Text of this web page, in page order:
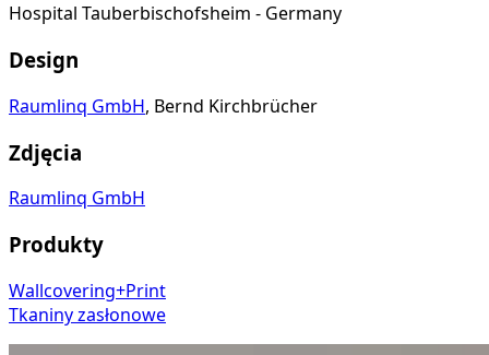
Hospital Tauberbischofsheim - Germany
Design
Raumlinq GmbH, Bernd Kirchbrücher
Zdjęcia
Raumlinq GmbH
Produkty
Wallcovering+Print
Tkaniny zasłonowe